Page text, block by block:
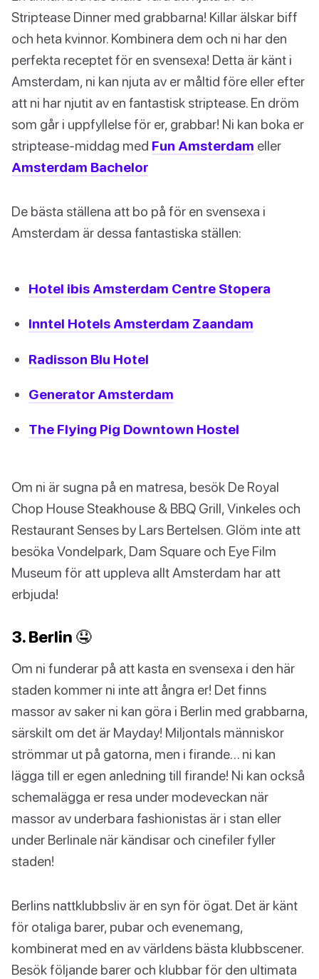
Striptease Dinner med grabbarna! Killar älskar biff
och heta kvinnor. Kombinera dem och ni har den
perfekta receptet för en svensexa! Detta är känt i
Amsterdam, ni kan njuta av er måltid före eller efter
att ni har njutit av en fantastisk striptease. En dröm
som går i uppfyllelse för er, grabbar! Ni kan boka er
striptease-middag med Fun Amsterdam eller
Amsterdam Bachelor
De bästa ställena att bo på för en svensexa i
Amsterdam är dessa fantastiska ställen:
Hotel ibis Amsterdam Centre Stopera
Inntel Hotels Amsterdam Zaandam
Radisson Blu Hotel
Generator Amsterdam
The Flying Pig Downtown Hostel
Om ni är sugna på en matresa, besök De Royal
Chop House Steakhouse & BBQ Grill, Vinkeles och
Restaurant Senses by Lars Bertelsen. Glöm inte att
besöka Vondelpark, Dam Square och Eye Film
Museum för att uppleva allt Amsterdam har att
erbjuda!
3. Berlin 🤤
Om ni funderar på att kasta en svensexa i den här
staden kommer ni inte att ångra er! Det finns
massor av saker ni kan göra i Berlin med grabbarna,
särskilt om det är Mayday! Miljontals människor
strömmar ut på gatorna, men i firande… ni kan
lägga till er egen anledning till firande! Ni kan också
schemalägga er resa under modeveckan när
massor av underbara fashionistas är i stan eller
under Berlinale när kändisar och cinefiler fyller
staden!
Berlins nattklubbsliv är en syn för ögat. Det är känt
för otaliga barer, pubar och evenemang,
kombinerat med en av världens bästa klubbscener.
Besök följande barer och klubbar för den ultimata